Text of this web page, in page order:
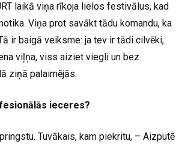
laikā viņa rīkoja lielos festivālus, kad
Viņa prot savākt tādu komandu, ka
ir baigā veiksme: ja tev ir tādi cilvēki,
viļņa, viss aiziet viegli un bez
ziņā palaimējās.
ieceres?
Tuvākais, kam piekritu, – Aizputē